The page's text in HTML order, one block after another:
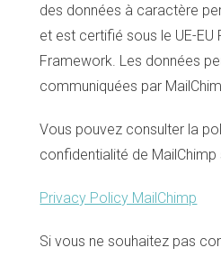
des données à caractère
et est certifié sous le UE-EU
Framework. Les données
communiquées par
Vous pouvez consulter la
confidentialité de MailChimp
Privacy Policy MailChimp
Si vous ne souhaitez pas